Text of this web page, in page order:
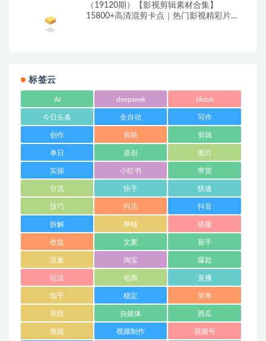
（19120期）【影视剪辑素材合集】
15800+高清混剪卡点｜热门影视精彩片段
标签云
AI deepseek tiktok
今日头条 全自动 写作
创作 剪映 剪辑
单日 原创 图片
实操 小红书 带货
引流 快手 快速
技巧 抖店 抖音
拆解 挣钱 搭建
收益 文案 新手
流量 淘宝 爆款
玩法 电商 直播
知乎 稳定 简单
系统 自媒体 西瓜
视频 视频制作 视频号